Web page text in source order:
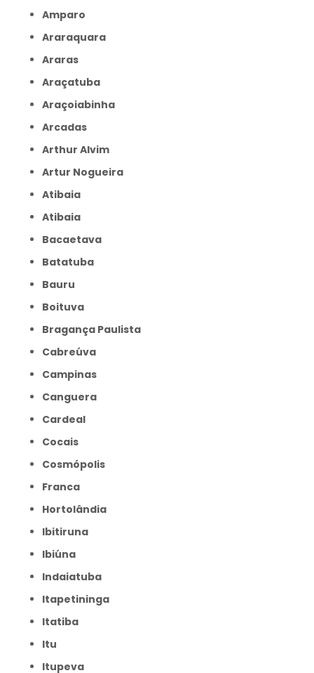
Amparo
Araraquara
Araras
Araçatuba
Araçoiabinha
Arcadas
Arthur Alvim
Artur Nogueira
Atibaia
Atibaia
Bacaetava
Batatuba
Bauru
Boituva
Bragança Paulista
Cabreúva
Campinas
Canguera
Cardeal
Cocais
Cosmópolis
Franca
Hortolândia
Ibitiruna
Ibiúna
Indaiatuba
Itapetininga
Itatiba
Itu
Itupeva